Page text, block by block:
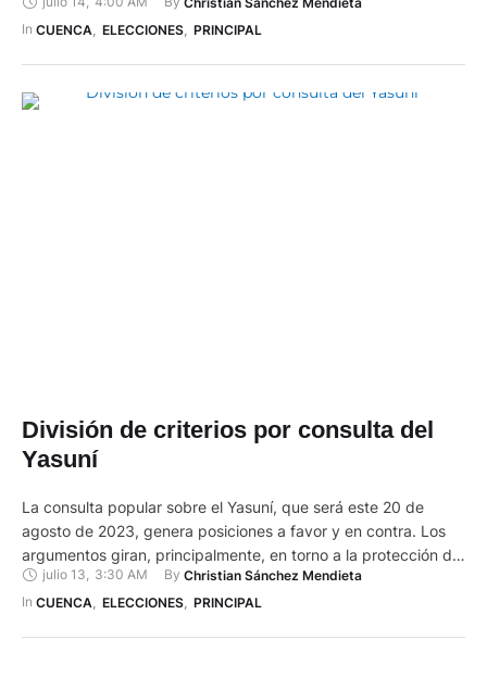
diferentes lecturas sobre esta consulta. Los electores deberán
responder a esta pregunta: “¿Está usted de acuerdo en que el
In CUENCA ELECCIONES, PRINCIPAL
División de criterios por consulta del
Yasuní
La consulta popular sobre el Yasuní, que será este 20 de
agosto de 2023, genera posiciones a favor y en contra. Los
argumentos giran, principalmente, en torno a la protección de
la naturaleza y a los recursos económicos que necesita el
Ecuador. Hay una división de criterios por la consulta del
julio 13, 3:30 AM By Christian Sánchez Mendieta
In CUENCA, ELECCIONES, PRINCIPAL